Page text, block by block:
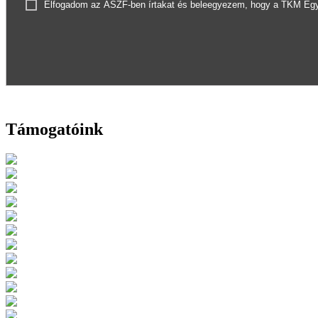
Elfogadom az ÁSZF-ben írtakat és beleegyezem, hogy a TKM
Támogatóink